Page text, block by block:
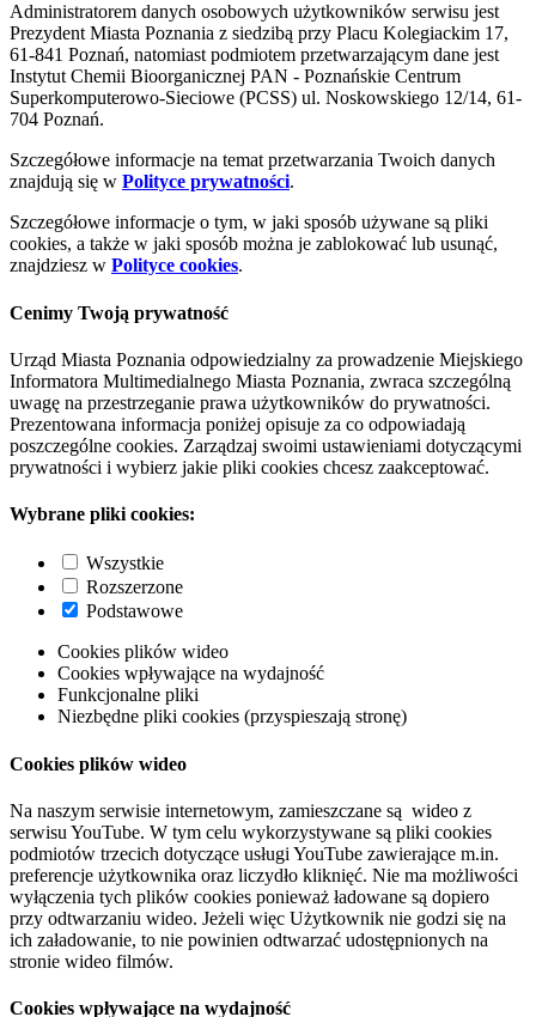
Administratorem danych osobowych użytkowników serwisu jest
Prezydent Miasta Poznania z siedzibą przy Placu Kolegiackim 17,
61-841 Poznań, natomiast podmiotem przetwarzającym dane jest
Instytut Chemii Bioorganicznej PAN - Poznańskie Centrum
Superkomputerowo-Sieciowe (PCSS) ul. Noskowskiego 12/14, 61-
704 Poznań.
Szczegółowe informacje na temat przetwarzania Twoich danych
znajdują się w Polityce prywatności.
Szczegółowe informacje o tym, w jaki sposób używane są pliki
cookies, a także w jaki sposób można je zablokować lub usunąć,
znajdziesz w Polityce cookies.
Cenimy Twoją prywatność
Urząd Miasta Poznania odpowiedzialny za prowadzenie Miejskiego
Informatora Multimedialnego Miasta Poznania, zwraca szczególną
uwagę na przestrzeganie prawa użytkowników do prywatności.
Prezentowana informacja poniżej opisuje za co odpowiadają
poszczególne cookies. Zarządzaj swoimi ustawieniami dotyczącymi
prywatności i wybierz jakie pliki cookies chcesz zaakceptować.
Wybrane pliki cookies:
Wszystkie
Rozszerzone
Podstawowe
Cookies plików wideo
Cookies wpływające na wydajność
Funkcjonalne pliki
Niezbędne pliki cookies (przyspieszają stronę)
Cookies plików wideo
Na naszym serwisie internetowym, zamieszczane są wideo z
serwisu YouTube. W tym celu wykorzystywane są pliki cookies
podmiotów trzecich dotyczące usługi YouTube zawierające m.in.
preferencje użytkownika oraz liczydło kliknięć. Nie ma możliwości
wyłączenia tych plików cookies ponieważ ładowane są dopiero
przy odtwarzaniu wideo. Jeżeli więc Użytkownik nie godzi się na
ich załadowanie, to nie powinien odtwarzać udostępnionych na
stronie wideo filmów.
Cookies wpływające na wydajność